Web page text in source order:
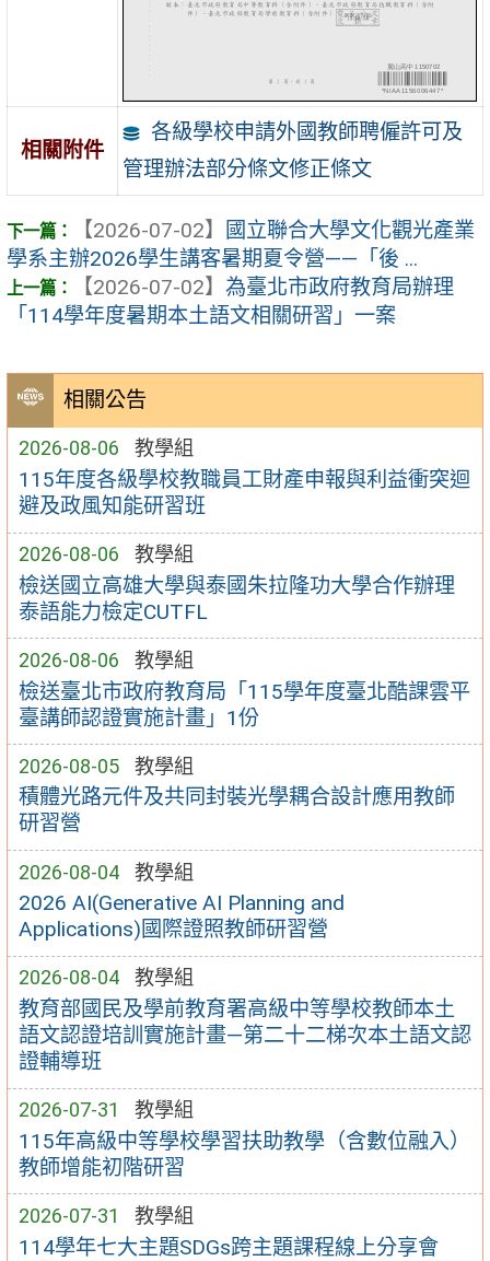
相關公告
2026-08-06 教學組
115年度各級學校教職員工財產申報與利益衝突迴
避及政風知能研習班
2026-08-06 教學組
檢送國立高雄大學與泰國朱拉隆功大學合作辦理
泰語能力檢定CUTFL
2026-08-06 教學組
檢送臺北市政府教育局「115學年度臺北酷課雲平
臺講師認證實施計畫」1份
2026-08-05 教學組
積體光路元件及共同封裝光學耦合設計應用教師
研習營
2026-08-04 教學組
2026 AI(Generative AI Planning and
Applications)國際證照教師研習營
2026-08-04 教學組
教育部國民及學前教育署高級中等學校教師本土
語文認證培訓實施計畫—第二十二梯次本土語文認
證輔導班
2026-07-31 教學組
115年高級中等學校學習扶助教學（含數位融入）
教師增能初階研習
2026-07-31 教學組
114學年七大主題SDGs跨主題課程線上分享會
相關附件
各級學校申請外國教師聘僱許可及
管理辦法部分條文修正條文
【2026-07-02】
國立聯合大學文化觀光產業
學系主辦2026學生講客暑期夏令營——「後 ...
【2026-07-02】 為臺北市政府教育局辦理
「114學年度暑期本土語文相關研習」一案